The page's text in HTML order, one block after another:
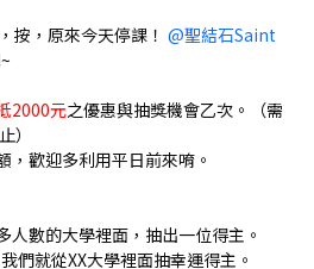
按，原來今天停課！ @聖結石Saint
2000元之優惠與抽獎機會乙次。（需
）
，歡迎多利用平日前來唷。
人數的大學裡面，抽出一位得主。
們就從XX大學裡面抽幸運得主。